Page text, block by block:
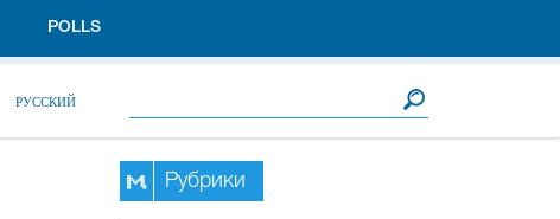
POLLS
РУССКИЙ
Рубрики